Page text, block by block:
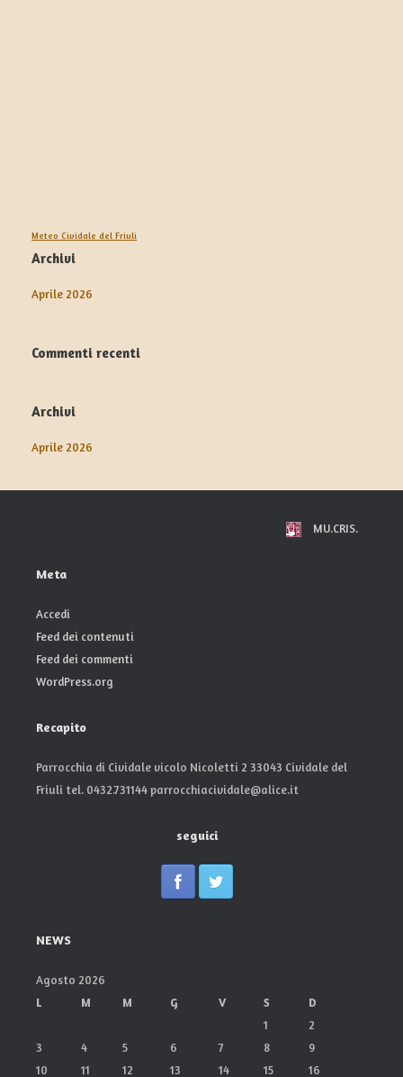
Meteo Cividale del Friuli
Archivi
Aprile 2026
Commenti recenti
Archivi
Aprile 2026
MU.CRIS.
Meta
Accedi
Feed dei contenuti
Feed dei commenti
WordPress.org
Recapito
Parrocchia di Cividale vicolo Nicoletti 2 33043 Cividale del
Friuli tel. 0432.731144 parrocchiacividale@alice.it
seguici
NEWS
Agosto 2026
L
M M G V S
D
1
2
3
4 5 6 7 8
9
10
11 12 13 14 15 16